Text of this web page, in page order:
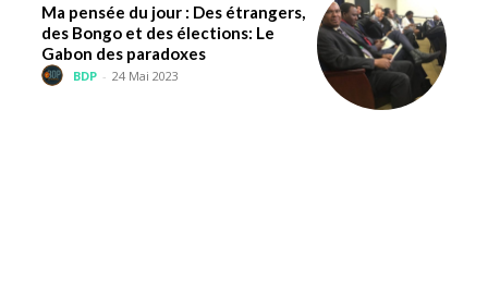
Ma pensée du jour : Des étrangers,
des Bongo et des élections: Le
Gabon des paradoxes
BDP - 24 Mai 2023